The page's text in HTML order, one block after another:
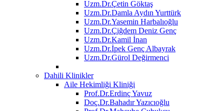
Uzm.Dr.Çetin Göktaş
Uzm.Dr.Damla Aydın Yurttürk
Uzm.Dr.Yasemin Harbalıoğlu
Uzm.Dr.Çiğdem Deniz Genç
Uzm.Dr.Kamil İnan
Uzm.Dr.İpek Genç Albayrak
Uzm.Dr.Gürol Değirmenci
Dahili Klinikler
Aile Hekimliği Kliniği
Prof.Dr.Erdinç Yavuz
Doç.Dr.Bahadır Yazıcıoğlu